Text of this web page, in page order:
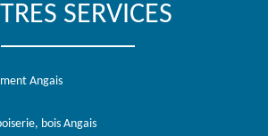
SERVICES
Angais
bois Angais